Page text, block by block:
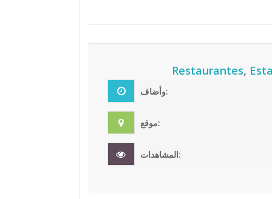
Restaurantes,
وأضاف:
موقع:
المشاهدات: